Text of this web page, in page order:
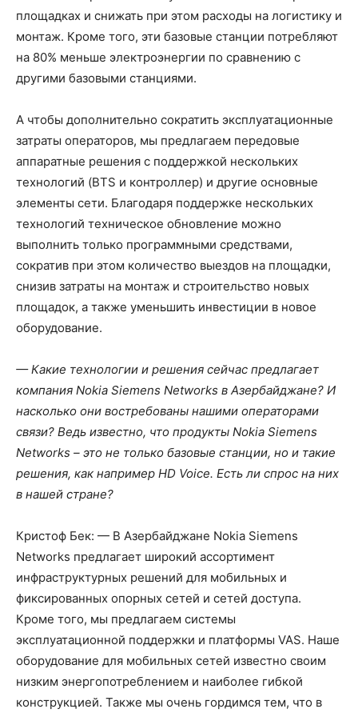
площадках и снижать при этом расходы на логистику и
монтаж. Кроме того, эти базовые станции потребляют
на 80% меньше электроэнергии по сравнению с
другими базовыми станциями.
А чтобы дополнительно сократить эксплуатационные
затраты операторов, мы предлагаем передовые
аппаратные решения с поддержкой нескольких
технологий (BTS и контроллер) и другие основные
элементы сети. Благодаря поддержке нескольких
технологий техническое обновление можно
выполнить только программными средствами,
сократив при этом количество выездов на площадки,
снизив затраты на монтаж и строительство новых
площадок, а также уменьшить инвестиции в новое
оборудование.
— Какие технологии и решения сейчас предлагает
компания Nokia Siemens Networks в Азербайджане? И
насколько они востребованы нашими операторами
связи? Ведь известно, что продукты Nokia Siemens
Networks – это не только базовые станции, но и такие
решения, как например HD Voice. Есть ли спрос на них
в нашей стране?
Кристоф Бек: — В Азербайджане Nokia Siemens
Networks предлагает широкий ассортимент
инфраструктурных решений для мобильных и
фиксированных опорных сетей и сетей доступа.
Кроме того, мы предлагаем системы
эксплуатационной поддержки и платформы VAS. Наше
оборудование для мобильных сетей известно своим
низким энергопотреблением и наиболее гибкой
конструкцией. Также мы очень гордимся тем, что в